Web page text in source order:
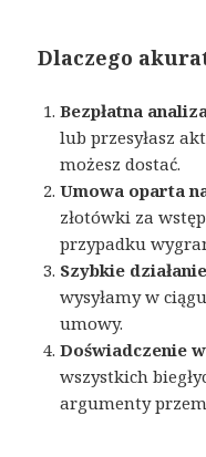
Dlaczego
Bezpłatna
lub przesyłasz
możesz dostać.
Umowa oparta
złotówki za
przypadku
Szybkie działanie
wysyłamy w
umowy.
Doświadczenie
wszystkich
argumenty